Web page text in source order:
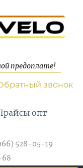
предоплате!
звонок
Прайсы опт
528-05-19
68